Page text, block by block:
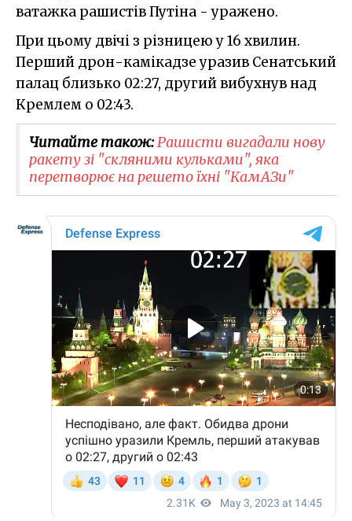
ватажка рашистів Путіна - уражено.
При цьому двічі з різницею у 16 хвилин.
Перший дрон-камікадзе уразив Сенатський
палац близько 02:27, другий вибухнув над
Кремлем о 02:43.
Читайте також:Рашисти вигадали нову
ракету зі "скляними кульками", яка
перетворює на решето їхні "КамАЗи"